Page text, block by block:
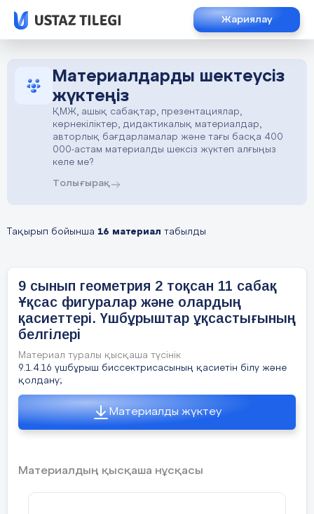
Жариялау
Материалдарды шектеусіз
жүктеңіз
ҚМЖ, ашық сабақтар, презентациялар,
көрнекіліктер, дидактикалық материалдар,
авторлық бағдарламалар және тағы басқа 400
000-астам материалды шексіз жүктеп алғыңыз
келе ме?
Толығырақ
Тақырып бойынша 16 материал табылды
9 сынып геометрия 2 тоқсан 11 сабақ
Ұқсас фигуралар және олардың
қасиеттері. Үшбұрыштар ұқсастығының
белгілері
Материал туралы қысқаша түсінік
9.1.4.16 үшбұрыш биссектрисасының қасиетін білу және
қолдану;
Материалды жүктеу
Материалдың қысқаша нұсқасы